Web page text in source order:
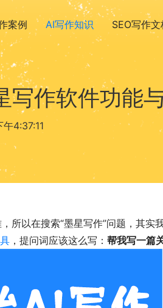
案例 AI写作知识 SEO写作文
作软件功能
4:37:11
所以在搜索“墨星写作”问题，其实
，提问词应该这么写： 帮我写一篇